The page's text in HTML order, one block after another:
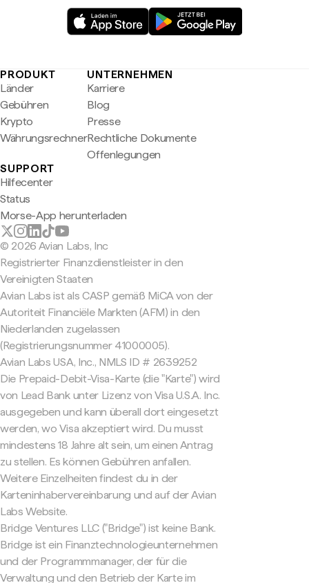
PRODUKT
Länder
Gebühren
Krypto
Währungsrechner
UNTERNEHMEN
Karriere
Blog
Presse
Rechtliche Dokumente
Offenlegungen
SUPPORT
Hilfecenter
Status
Morse-App herunterladen
© 2026 Avian Labs, Inc
Registrierter Finanzdienstleister in den
Vereinigten Staaten
Avian Labs ist als CASP gemäß MiCA von der
Autoriteit Financiële Markten (AFM) in den
Niederlanden zugelassen
(Registrierungsnummer 41000005).
Avian Labs USA, Inc., NMLS ID # 2639252
Die Prepaid-Debit-Visa-Karte (die "Karte") wird
von Lead Bank unter Lizenz von Visa U.S.A. Inc.
ausgegeben und kann überall dort eingesetzt
werden, wo Visa akzeptiert wird. Du musst
mindestens 18 Jahre alt sein, um einen Antrag
zu stellen. Es können Gebühren anfallen.
Weitere Einzelheiten findest du in der
Karteninhabervereinbarung und auf der Avian
Labs Website.
Bridge Ventures LLC ("Bridge") ist keine Bank.
Bridge ist ein Finanztechnologieunternehmen
und der Programmmanager, der für die
Verwaltung und den Betrieb der Karte im